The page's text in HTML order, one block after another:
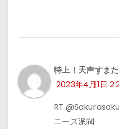
特上！天声すま
2023年4月1日
RT
ニーズ派閥